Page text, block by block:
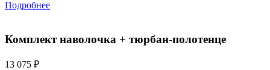
Подробнее
Комплект наволочка + тюрбан-полотенце
13 075 ₽